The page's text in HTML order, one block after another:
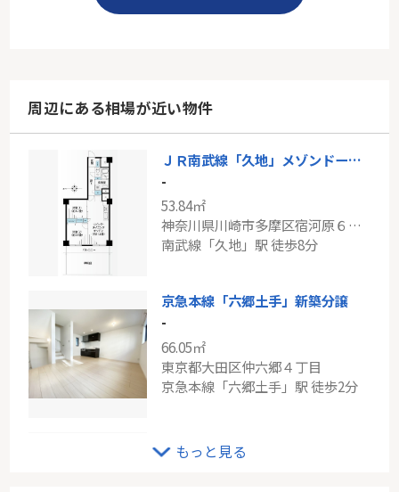
周辺にある相場が近い物件
ＪＲ南武線「久地」メゾンドール新多摩川A棟
-
53.84㎡
神奈川県川崎市多摩区宿河原６丁目
南武線「久地」駅 徒歩8分
京急本線「六郷土手」新築分譲
-
66.05㎡
東京都大田区仲六郷４丁目
京急本線「六郷土手」駅 徒歩2分
-
もっと見る